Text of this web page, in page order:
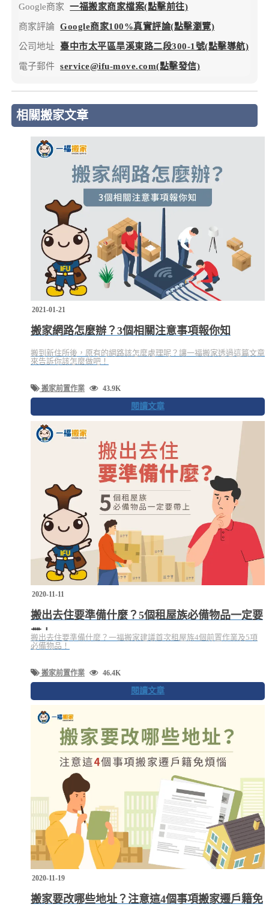
Google商家 一福搬家商家檔案(點擊前往)
商家評論 Google商家100%真實評論(點擊瀏覽)
公司地址 臺中市太平區旱溪東路二段300-1號(點擊導航)
電子郵件 service@ifu-move.com(點擊發信)
相關搬家文章
2021-01-21
搬家網路怎麼辦？3個相關注意事項報你知
搬到新住所後，原有的網路該怎麼處理呢？讓一福搬家透過這篇文章
來告訴你該怎麼做吧！
搬家前置作業 43.9K
閱讀文章
2020-11-11
搬出去住要準備什麼？5個租屋族必備物品一定要
帶上
搬出去住要準備什麼？一福搬家建議首次租屋族4個前置作業及5項
必備物品！
搬家前置作業 46.4K
閱讀文章
2020-11-19
搬家要改哪些地址？注意這4個事項搬家遷戶籍免